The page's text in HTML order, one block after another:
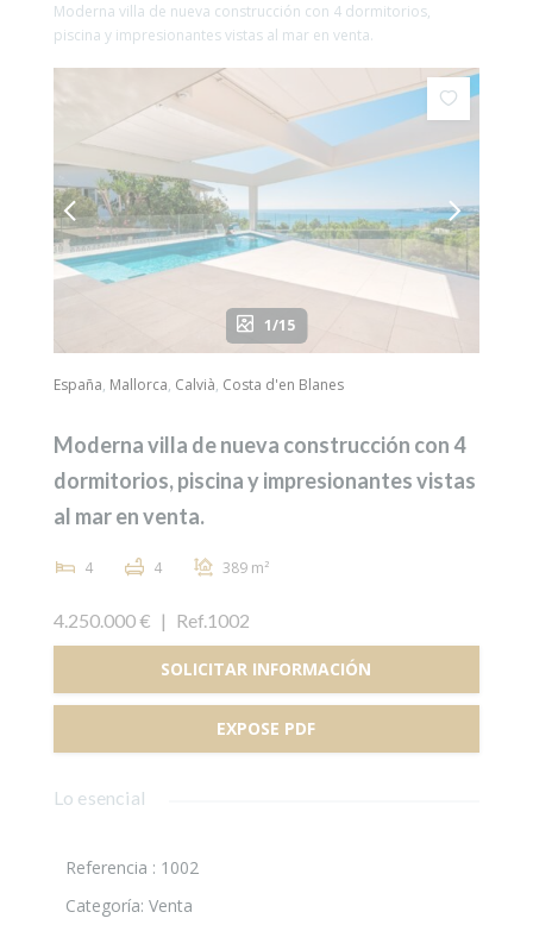
Moderna villa de nueva construcción con 4 dormitorios,
piscina y impresionantes vistas al mar en venta.
1/15
España, Mallorca, Calvià, Costa d'en Blanes
Moderna villa de nueva construcción con 4
dormitorios, piscina y impresionantes vistas
al mar en venta.
4 4 389 m²
4.250.000 € | Ref.1002
SOLICITAR INFORMACIÓN
EXPOSE PDF
Lo esencial
Referencia : 1002
Categoría: Venta